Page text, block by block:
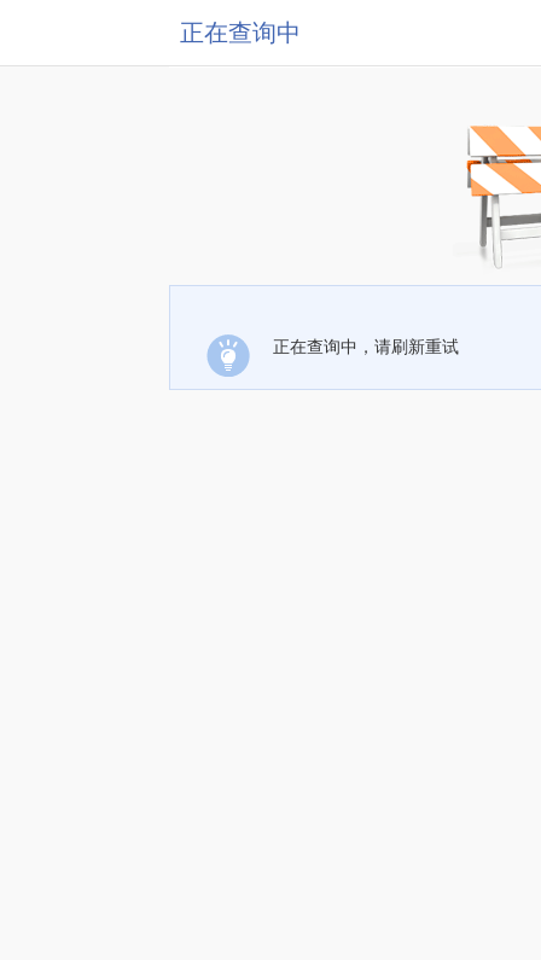
正在查询中
正在查询中，请刷新重试